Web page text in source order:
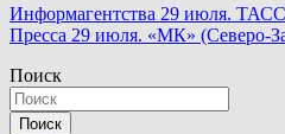
Навигация
по
записям
Информагентства 29 июля. ТАСС.
Пресса 29 июля. «МК» (Северо-
Поиск
Поиск